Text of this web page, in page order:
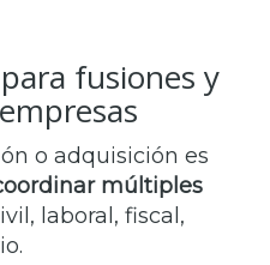
fusiones y
o adquisición es
múltiples
laboral, fiscal,